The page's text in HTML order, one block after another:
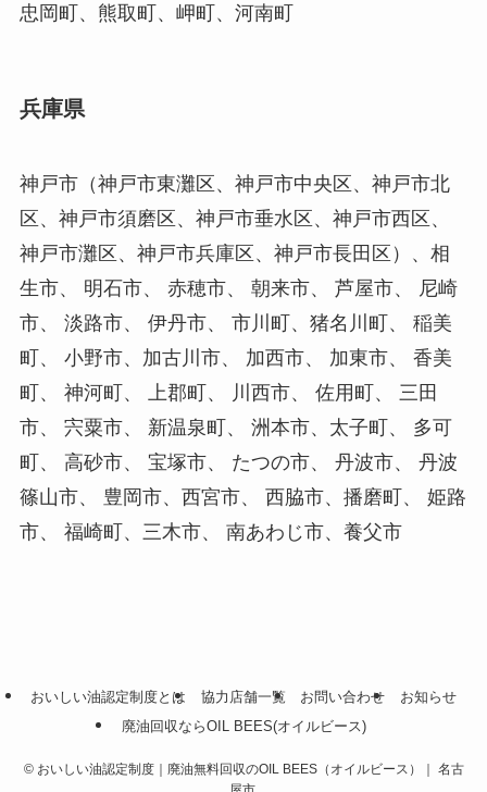
忠岡町、熊取町、岬町、河南町
兵庫県
神戸市（神戸市東灘区、神戸市中央区、神戸市北
区、神戸市須磨区、神戸市垂水区、神戸市西区、
神戸市灘区、神戸市兵庫区、神戸市長田区）、相
生市、 明石市、 赤穂市、 朝来市、 芦屋市、 尼崎
市、 淡路市、 伊丹市、 市川町、猪名川町、 稲美
町、 小野市、加古川市、 加西市、 加東市、 香美
町、 神河町、 上郡町、 川西市、 佐用町、 三田
市、 宍粟市、 新温泉町、 洲本市、太子町、 多可
町、 高砂市、 宝塚市、 たつの市、 丹波市、 丹波
篠山市、 豊岡市、西宮市、 西脇市、播磨町、 姫路
市、 福崎町、三木市、 南あわじ市、養父市
おいしい油認定制度とは 協力店舗一覧 お問い合わせ
お知らせ
廃油回収ならOIL BEES(オイルビース)
©おいしい油認定制度｜廃油無料回収のOIL BEES（オイルビース）｜ 名古